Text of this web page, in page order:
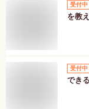
受付中
を教
受付中
でき